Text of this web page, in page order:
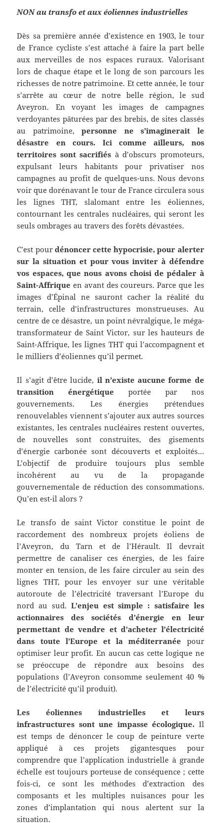
NON au transfo et aux éoliennes industrielles
Dès sa première année d’existence en 1903, le tour
de France cycliste s’est attaché à faire la part belle
aux merveilles de nos espaces ruraux. Valorisant
lors de chaque étape et le long de son parcours les
richesses de notre patrimoine. Et cette année, le tour
s’arrête au cœur de notre belle région, le sud
Aveyron. En voyant les images de campagnes
verdoyantes pâturées par des brebis, de sites classés
au patrimoine,personne ne s’imaginerait le
désastre en cours. Ici comme ailleurs, nos
territoires sont sacrifiés à d’obscurs promoteurs,
expulsant leurs habitants pour privatiser nos
campagnes au profit de quelques-uns. Nous devons
voir que dorénavant le tour de France circulera sous
les lignes THT, slalomant entre les éoliennes,
contournant les centrales nucléaires, qui seront les
seuls ombrages au travers des forêts dévastées.
C’est pour dénoncer cette hypocrisie, pour alerter
sur la situation et pour vous inviter à défendre
vos espaces, que nous avons choisi de pédaler à
Saint-Affrique en avant des coureurs. Parce que les
images d’Épinal ne sauront cacher la réalité du
terrain, celle d’infrastructures monstrueuses. Au
centre de ce désastre, un point névralgique, le méga-
transformateur de Saint Victor, sur les hauteurs de
Saint-Affrique, les lignes THT qui l’accompagnent et
le milliers d’éoliennes qu’il permet.
Il s’agit d’être lucide, il n’existe aucune forme de
transition énergétique portée par nos
gouvernements. Les énergies prétendues
renouvelables viennent s’ajouter aux autres sources
existantes, les centrales nucléaires restent ouvertes,
de nouvelles sont construites, des gisements
d’énergie carbonée sont découverts et exploités…
L’objectif de produire toujours plus semble
incohérent au vu de la propagande
gouvernementale de réduction des consommations.
Qu’en est-il alors ?
Le transfo de saint Victor constitue le point de
raccordement des nombreux projets éoliens de
l’Aveyron, du Tarn et de l’Hérault. Il devrait
permettre de canaliser ces énergies, de les faire
monter en tension, de les faire circuler au sein des
lignes THT, pour les envoyer sur une véritable
autoroute de l’électricité traversant l’Europe du
nord au sud. L’enjeu est simple : satisfaire les
actionnaires des sociétés d’énergie en leur
permettant de vendre et d’acheter l’électricité
dans toute l’Europe et la méditerranée pour
optimiser leur profit. En aucun cas cette logique ne
se préoccupe de répondre aux besoins des
populations (l’Aveyron consomme seulement 40 %
de l’électricité qu’il produit).
Les éoliennes industrielles et leurs
infrastructures sont une impasse écologique. Il
est temps de dénoncer le coup de peinture verte
appliqué à ces projets gigantesques pour
comprendre que l’application industrielle à grande
échelle est toujours porteuse de conséquence ; cette
fois-ci, ce sont les méthodes d’extraction des
composants et les multiples nuisances pour les
zones d’implantation qui nous alertent sur la
situation.